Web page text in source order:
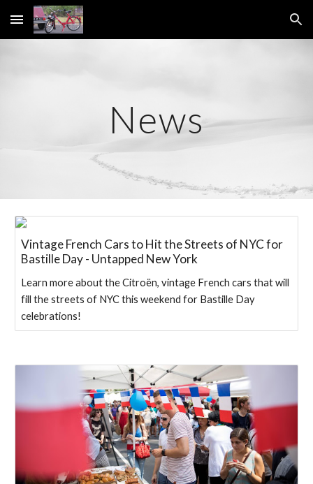
Skip to main content Skip to navigation
News
Vintage French Cars to Hit the Streets of NYC for
Bastille Day - Untapped New York
Learn more about the Citroën, vintage French cars that will
fill the streets of NYC this weekend for Bastille Day
celebrations!